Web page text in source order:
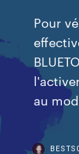
Pour
au